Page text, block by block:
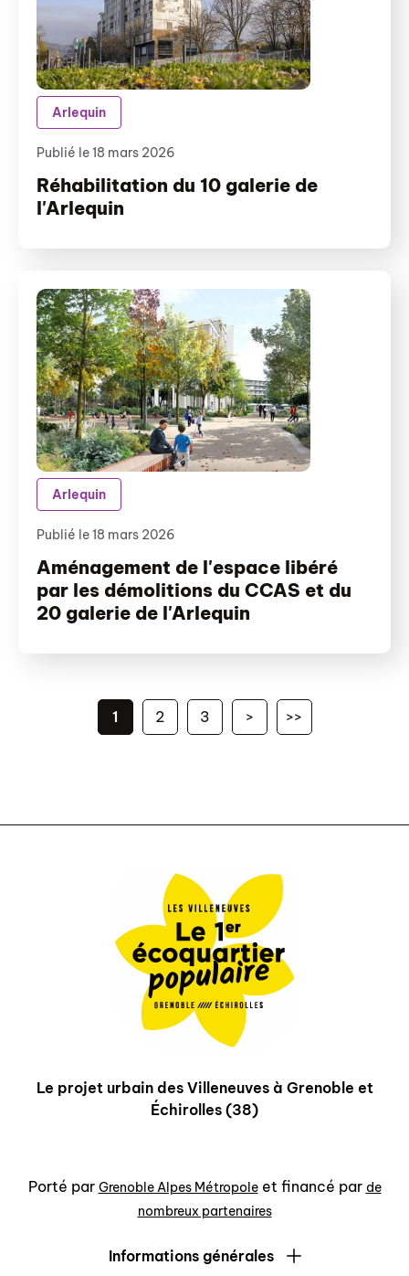
Réhabilitation du 10 galerie de
l'Arlequin
Publié le 18 mars 2026
Arlequin
Aménagement de l'espace libéré
par les démolitions du CCAS et du
20 galerie de l'Arlequin
Publié le 18 mars 2026
Arlequin
1 2 3 > >>
Le projet urbain des Villeneuves à Grenoble et
Échirolles (38)
Porté par Grenoble Alpes Métropoleet financé par de
nombreux partenaires
Informations générales